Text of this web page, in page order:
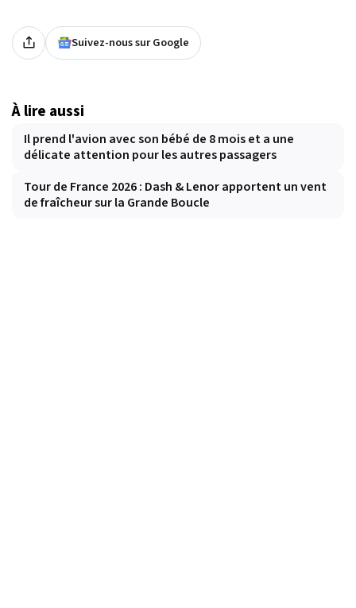
Suivez-nous sur Google
À lire aussi
Il prend l'avion avec son bébé de 8 mois et a une
délicate attention pour les autres passagers
Tour de France 2026 : Dash & Lenor apportent un vent
de fraîcheur sur la Grande Boucle